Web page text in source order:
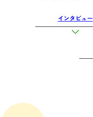
インタビュー